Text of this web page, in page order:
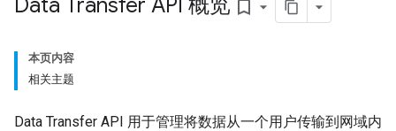
Data Transfer API 概览 bookmark_border
本页内容
相关主题
Data Transfer API 用于管理将数据从一个用户传输到网域内